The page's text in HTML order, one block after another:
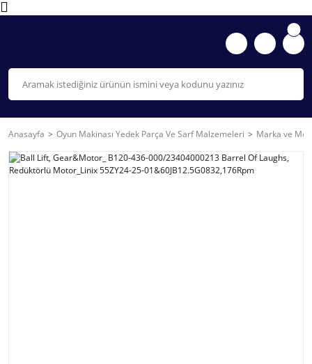
Anasayfa Oyun Makinası Yedek Parça Ve Sarf Malzemeleri Marka ve